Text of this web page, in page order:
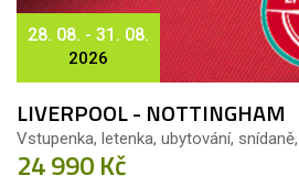
28. 08. - 31. 08.
2026
LIVERPOOL - NOTTINGHAM
Vstupenka, letenka, ubytování,
24 990 Kč